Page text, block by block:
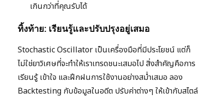
เกินกว่าที่คุณรับได้
ทิ้งท้าย: เรียนรู้และปรับปรุงอยู่เสมอ
Stochastic Oscillator เป็นเครื่องมือที่มีประโยชน์ แต่ก็
ไม่ใช่ยาวิเศษที่จะทำให้เราเทรดชนะเสมอไป สิ่งสำคัญคือการ
เรียนรู้ เข้าใจ และฝึกฝนการใช้งานอย่างสม่ำเสมอ ลอง
Backtesting กับข้อมูลในอดีต ปรับค่าต่างๆ ให้เข้ากับสไตล์